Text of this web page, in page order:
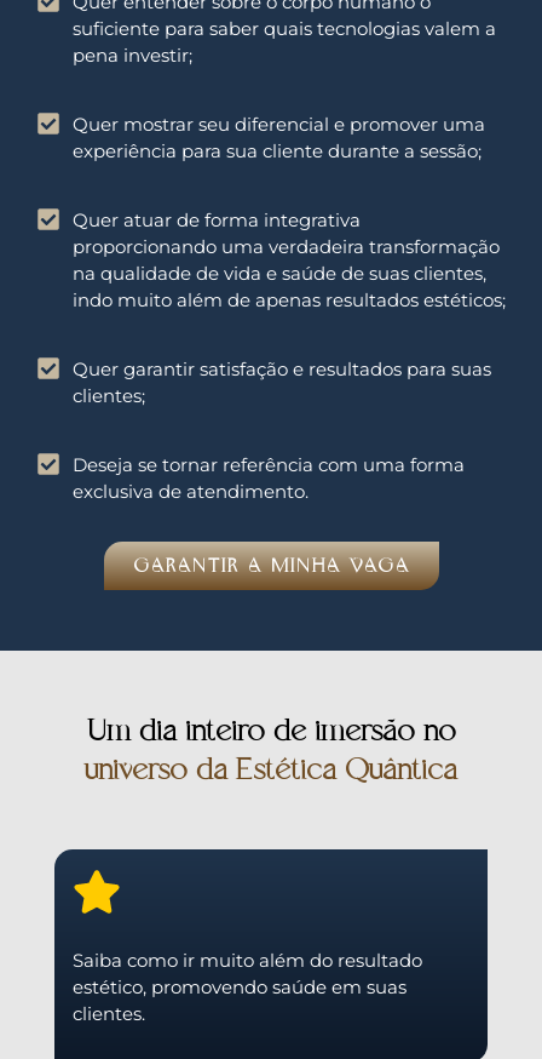
suficiente para saber quais tecnologias valem a
pena investir;
Quer mostrar seu diferencial e promover uma
experiência para sua cliente durante a sessão;
Quer atuar de forma integrativa
proporcionando uma verdadeira transformação
na qualidade de vida e saúde de suas clientes,
indo muito além de apenas resultados estéticos;
Quer garantir satisfação e resultados para suas
clientes;
Deseja se tornar referência com uma forma
exclusiva de atendimento.
GARANTIR A MINHA VAGA
Um dia inteiro de imersão no
universo da Estética Quântica
Saiba como ir muito além do resultado
estético, promovendo saúde em suas
clientes.